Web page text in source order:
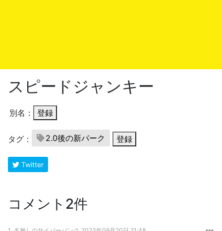
スピードジャンキー
別名： 登録
タグ： 2.0後の新パーク 登録
Twitter
コメント2件